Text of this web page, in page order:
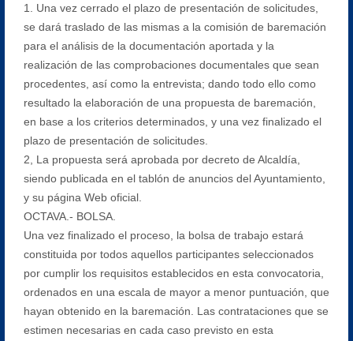
1. Una vez cerrado el plazo de presentación de solicitudes,
se dará traslado de las mismas a la comisión de baremación
para el análisis de la documentación aportada y la
realización de las comprobaciones documentales que sean
procedentes, así como la entrevista; dando todo ello como
resultado la elaboración de una propuesta de baremación,
en base a los criterios determinados, y una vez finalizado el
plazo de presentación de solicitudes.
2, La propuesta será aprobada por decreto de Alcaldía,
siendo publicada en el tablón de anuncios del Ayuntamiento,
y su página Web oficial.
OCTAVA.- BOLSA.
Una vez finalizado el proceso, la bolsa de trabajo estará
constituida por todos aquellos participantes seleccionados
por cumplir los requisitos establecidos en esta convocatoria,
ordenados en una escala de mayor a menor puntuación, que
hayan obtenido en la baremación. Las contrataciones que se
estimen necesarias en cada caso previsto en esta